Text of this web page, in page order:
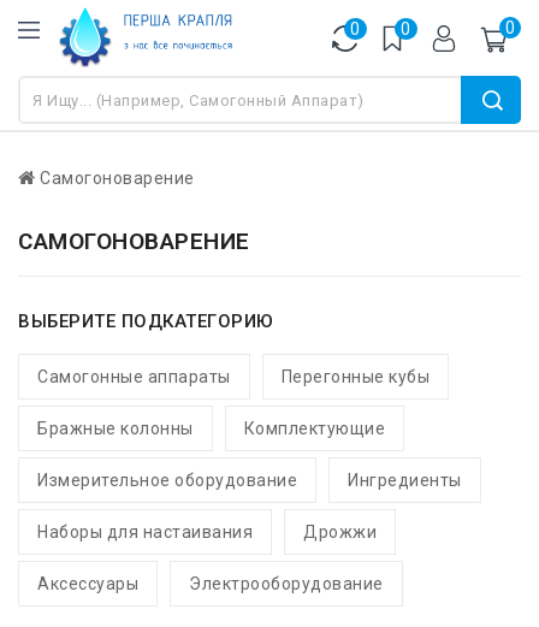
0 0 0
Самогоноварение
САМОГОНОВАРЕНИЕ
ВЫБЕРИТЕ ПОДКАТЕГОРИЮ
Самогонные аппараты Перегонные кубы
Бражные колонны Комплектующие
Измерительное оборудование Ингредиенты
Наборы для настаивания Дрожжи
Аксессуары Электрооборудование